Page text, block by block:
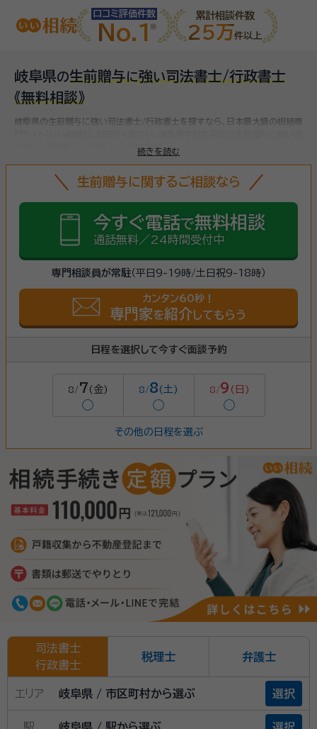
口コミ評価件数
No.1
累計相談件数
25万件以上
岐阜県の生前贈与に強い司法書士/行政書士
《無料相談》
続きを読む
岐阜県の生前贈与に強い司法書士/行政書士を探すなら、日本最大級の相続専
法書士/行政書士をお探しいただけます。
生前贈与に関するご相談なら
今すぐ電話で無料相談
通話無料／24時間受付中
専門相談員が常駐（平日9-19時/土日祝9-18時）
カンタン60秒！
専門家を紹介 してもらう
日程を選択して今すぐ面談予約
8/7 (金)
◯
8/8(土)
◯
8/9 (日)
◯
その他の日程を選ぶ
司法書士
行政書士
税理士 弁護士
エリア 岐阜県 / 市区町村から選ぶ 選択